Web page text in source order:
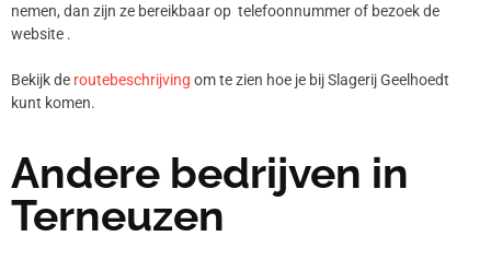
nemen, dan zijn ze bereikbaar op telefoonnummerof bezoek de
website .
Bekijk de routebeschrijving om te zien hoe je bij Slagerij Geelhoedt
kunt komen.
Andere bedrijven in
Terneuzen